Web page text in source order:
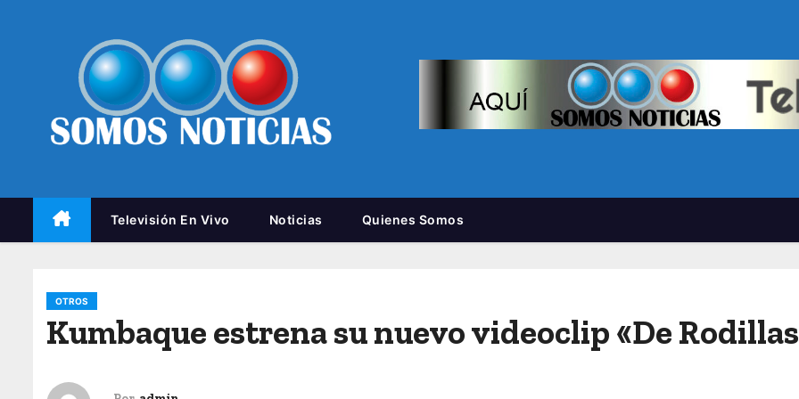
Televisión En Vivo Noticias Quienes Somos
OTROS
Kumbaque estrena su nuevo videoclip «De